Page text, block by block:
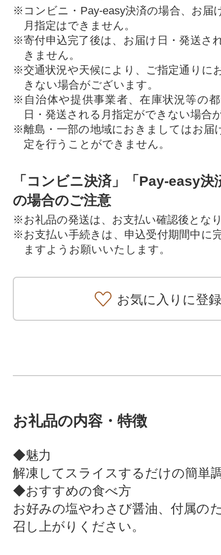
※コンビニ・Pay-easy決済の場合、お届
月指定はできません。
※寄付申込完了後は、お届け日・発送さ
きません。
※交通状況や天候により、ご指定通りに
きない場合がございます。
※自治体や提供事業者、在庫状況等の
日・発送される月指定ができない場合
※離島・一部の地域におきましてはお届
定を行うことができません。
「コンビニ決済」「Pay-easy決
の場合のご注意
※お礼品の発送は、お支払い確認後とな
※お支払い手続きは、申込受付期間中に
ますようお願いいたします。
お気に入りに登録
お礼品の内容・特徴
◆魅力
解凍してスライスするだけの簡単
◆おすすめの食べ方
お好みの塩やわさび醤油、付属の
召し上がりください。